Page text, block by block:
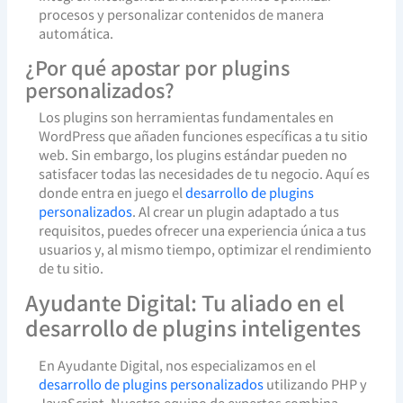
procesos y personalizar contenidos de manera
automática.
¿Por qué apostar por plugins
personalizados?
Los plugins son herramientas fundamentales en
WordPress que añaden funciones específicas a tu sitio
web. Sin embargo, los plugins estándar pueden no
satisfacer todas las necesidades de tu negocio. Aquí es
donde entra en juego eldesarrollo de plugins
personalizados. Al crear un plugin adaptado a tus
requisitos, puedes ofrecer una experiencia única a tus
usuarios y, al mismo tiempo, optimizar el rendimiento
de tu sitio.
Ayudante Digital: Tu aliado en el
desarrollo de plugins inteligentes
En Ayudante Digital, nos especializamos en el
desarrollo de plugins personalizadosutilizando PHP y